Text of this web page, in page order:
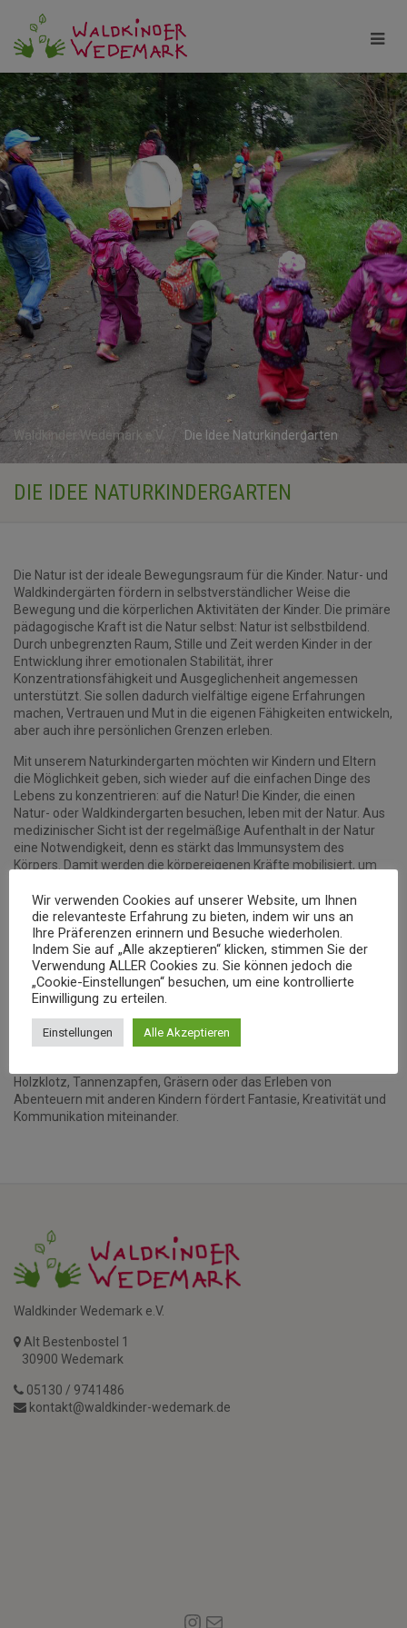
Waldkinder Wedemark e.V. Die Idee Naturkindergarten
DIE IDEE NATURKINDERGARTEN
Die Natur ist der ideale Bewegungsraum für die Kinder. Natur- und
Waldkindergärten fördern in selbstverständlicher Weise die
Bewegung und die körperlichen Aktivitäten der Kinder. Die primäre
pädagogische Kraft ist die Natur selbst: Natur ist selbstbildend.
Durch unbegrenzten Raum, Stille und Zeit werden Kinder in der
Entwicklung ihrer emotionalen Stabilität, ihrer
Konzentrationsfähigkeit und Ausgeglichenheit angemessen
unterstützt. Sie sollen dadurch vielfältige eigene Erfahrungen
machen, Vertrauen und Mut in die eigenen Fähigkeiten entwickeln,
aber auch ihre persönlichen Grenzen erleben.
Mit unserem Naturkindergarten möchten wir Kindern und Eltern
die Möglichkeit geben, sich wieder auf die einfachen Dinge des
Lebens zu konzentrieren: auf die Natur! Die Kinder, die einen
Natur- oder Waldkindergarten besuchen, leben mit der Natur. Aus
medizinischer Sicht ist der regelmäßige Aufenthalt in der Natur
eine Notwendigkeit, denn es stärkt das Immunsystem des
Körpers. Damit werden die körpereigenen Kräfte mobilisiert, um
fertig zu werden. Die überheizten Räume, in denen wir leben,
spielen und arbeiten, erschweren oft diesen Effekt.
Im Wald gibt es keine Tische und Stühle, und es kommt dem
natürlichen Drang der Kinder, sich zu bewegen, entgegen. Die
verschiedenen Untergründe und Ebenen ermöglichen den Kindern,
ihre gesamte Motorik im Laufe eines Vormittages in Anspruch zu
nehmen. Dadurch haben wir eine Prophylaxe gegen
Haltungsschäden und Übergewicht.
Holzklotz, Tannenzapfen, Gräsern oder das Erleben von
Abenteuern mit anderen Kindern fördert Fantasie, Kreativität und
Kommunikation miteinander.
Waldkinder Wedemark e.V.
Alt Bestenbostel 1
30900 Wedemark
05130 / 9741486
kontakt@waldkinder-wedemark.de
Wir verwenden Cookies auf unserer Website, um Ihnen
die relevanteste Erfahrung zu bieten, indem wir uns an
Ihre Präferenzen erinnern und Besuche wiederholen.
Indem Sie auf „Alle akzeptieren“ klicken, stimmen Sie der
Verwendung ALLER Cookies zu. Sie können jedoch die
„Cookie-Einstellungen“ besuchen, um eine kontrollierte
Einwilligung zu erteilen.
Einstellungen Alle Akzeptieren